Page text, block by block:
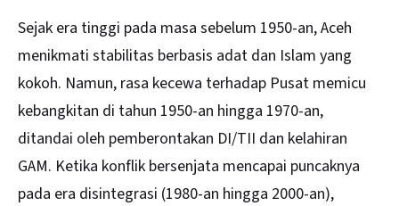
Sejak era tinggi pada masa sebelum 1950-an, Aceh
menikmati stabilitas berbasis adat dan Islam yang
kokoh. Namun, rasa kecewa terhadap Pusat memicu
kebangkitan di tahun 1950-an hingga 1970-an,
ditandai oleh pemberontakan DI/TII dan kelahiran
GAM. Ketika konflik bersenjata mencapai puncaknya
pada era disintegrasi (1980-an hingga 2000-an),